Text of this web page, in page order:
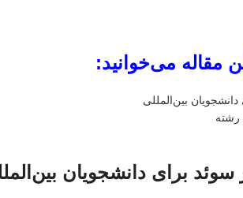
مقاله می‌خوانید:
بین‌المللی
رشته
برای دانشجویان